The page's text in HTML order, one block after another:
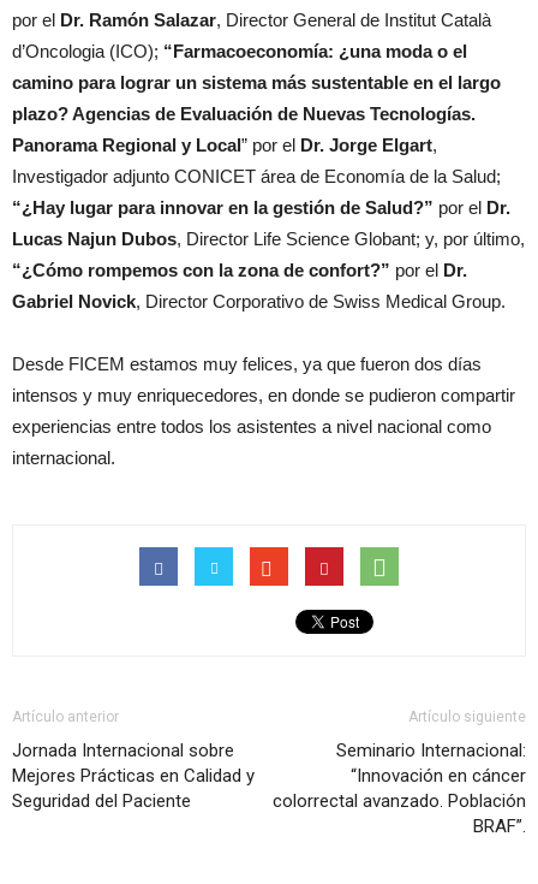
por el Dr. Ramón Salazar, Director General de Institut Català
d’Oncologia (ICO); “Farmacoeconomía: ¿una moda o el
camino para lograr un sistema más sustentable en el largo
plazo? Agencias de Evaluación de Nuevas Tecnologías.
Panorama Regional y Local” por el Dr. Jorge Elgart,
Investigador adjunto CONICET área de Economía de la Salud;
“¿Hay lugar para innovar en la gestión de Salud?” por el Dr.
Lucas Najun Dubos, Director Life Science Globant; y, por último,
“¿Cómo rompemos con la zona de confort?” por el Dr.
Gabriel Novick, Director Corporativo de Swiss Medical Group.
Desde FICEM estamos muy felices, ya que fueron dos días
intensos y muy enriquecedores, en donde se pudieron compartir
experiencias entre todos los asistentes a nivel nacional como
internacional.
Artículo anterior
Jornada Internacional sobre
Mejores Prácticas en Calidad y
Seguridad del Paciente
Artículo siguiente
Seminario Internacional:
“Innovación en cáncer
colorrectal avanzado. Población
BRAF”.